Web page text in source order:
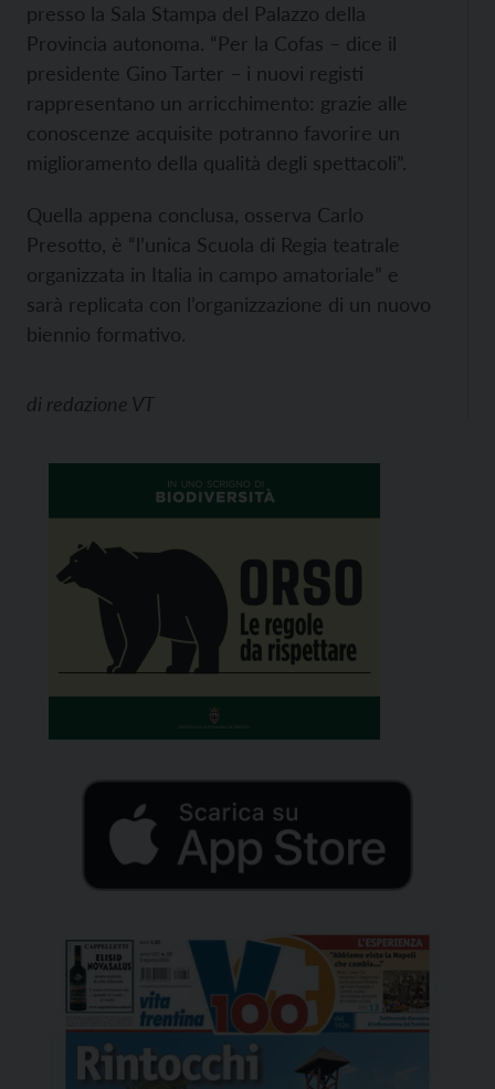
presso la Sala Stampa del Palazzo della
Provincia autonoma. “Per la Cofas – dice il
presidente Gino Tarter – i nuovi registi
rappresentano un arricchimento: grazie alle
conoscenze acquisite potranno favorire un
miglioramento della qualità degli spettacoli”.
Quella appena conclusa, osserva Carlo
Presotto, è “l’unica Scuola di Regia teatrale
organizzata in Italia in campo amatoriale” e
sarà replicata con l’organizzazione di un nuovo
biennio formativo.
di redazione VT